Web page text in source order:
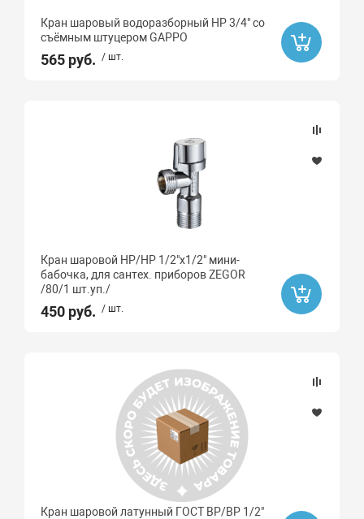
Кран шаровый водоразборный НР 3/4" со
съёмным штуцером GAPPO
565 руб. / шт.
Кран шаровой НР/НР 1/2"х1/2" мини-
бабочка, для сантех. приборов ZEGOR
/80/1 шт.уп./
450 руб. / шт.
Кран шаровой латунный ГОСТ ВР/ВР 1/2"